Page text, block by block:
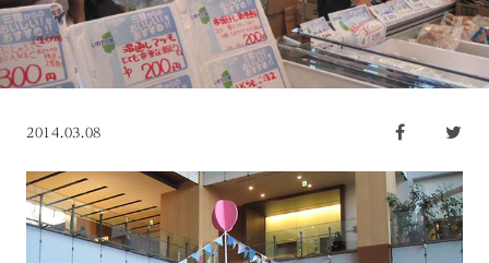
2014.03.08